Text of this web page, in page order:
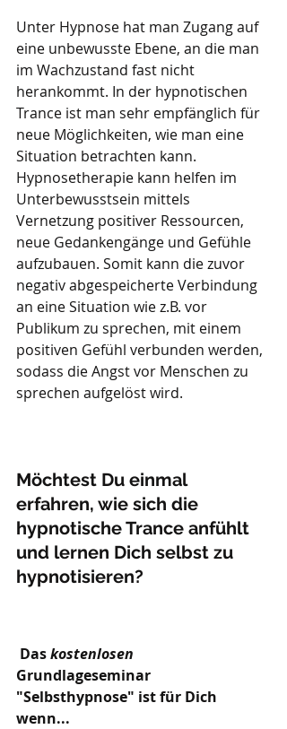
Unter Hypnose hat man Zugang auf
eine unbewusste Ebene, an die man
im Wachzustand fast nicht
herankommt. In der hypnotischen
Trance ist man sehr empfänglich für
neue Möglichkeiten, wie man eine
Situation betrachten kann.
Hypnosetherapie kann helfen im
Unterbewusstsein mittels
Vernetzung positiver Ressourcen,
neue Gedankengänge und Gefühle
aufzubauen. Somit kann die zuvor
negativ abgespeicherte Verbindung
an eine Situation wie z.B. vor
Publikum zu sprechen, mit einem
positiven Gefühl verbunden werden,
sodass die Angst vor Menschen zu
sprechen aufgelöst wird.
Möchtest Du einmal
erfahren, wie sich die
hypnotische Trance anfühlt
und lernen Dich selbst zu
hypnotisieren?
Das kostenlosen
Grundlageseminar
"Selbsthypnose" ist für Dich
wenn...